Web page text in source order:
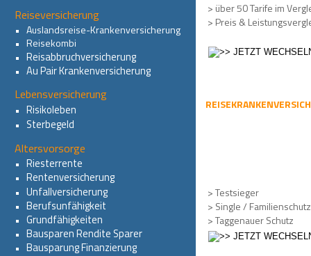
> über 50 Tarife im
> Preis &
> Testsieger
> Single / Familienschutz
> Taggenauer Schutz
Reiseversicherung
• Auslandsreise-Krankenversicherung
• Reisekombi
• Reisabbruchversicherung
• Au Pair Krankenversicherung
Lebensversicherung
• Risikoleben
• Sterbegeld
Altersvorsorge
• Riesterrente
• Rentenversicherung
• Unfallversicherung
• Berufsunfähigkeit
• Grundfähigkeiten
• Bausparen Rendite Sparer
• Bausparung Finanzierung